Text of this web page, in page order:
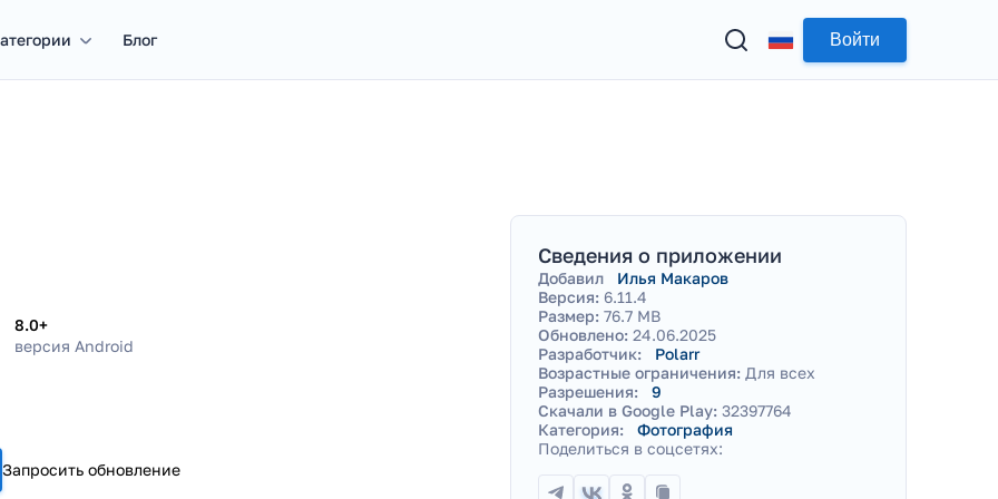
Блог Войти
8.0+
версия Android
Запросить обновление
Сведения о приложении
Добавил
Илья Макаров
Версия: 6.11.4
Размер: 76.7 MB
Обновлено: 24.06.2025
Разработчик:
Polarr
Возрастные ограничения: Для всех
Разрешения:
9
Скачали в Google Play: 32397764
Категория:
Фотография
Поделиться в соцсетях: